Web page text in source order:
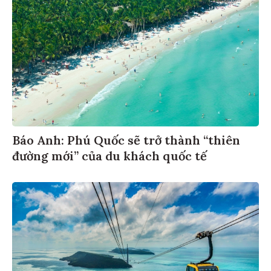
Báo Anh: Phú Quốc sẽ trở thành “thiên
đường mới” của du khách quốc tế